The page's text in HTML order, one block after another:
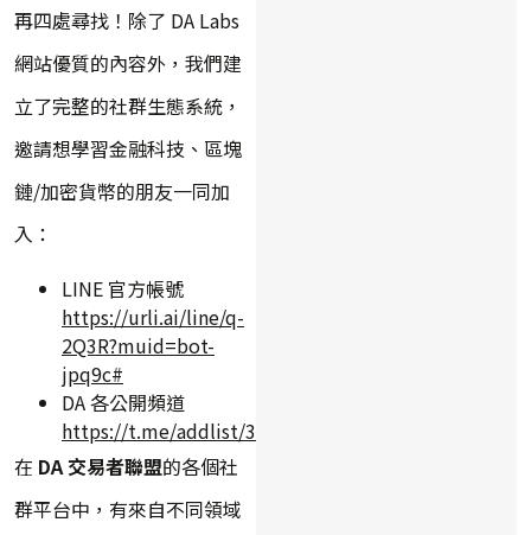
再四處尋找！除了 DA Labs
網站優質的內容外，我們建
立了完整的社群生態系統，
邀請想學習金融科技、區塊
鏈/加密貨幣的朋友一同加
入：
LINE 官方帳號
https://urli.ai/line/q-
2Q3R?muid=bot-
jpq9c#
DA 各公開頻道
https://t.me/addlist/3qrlxEnu7slkYWY9
在 DA 交易者聯盟的各個社
群平台中，有來自不同領域